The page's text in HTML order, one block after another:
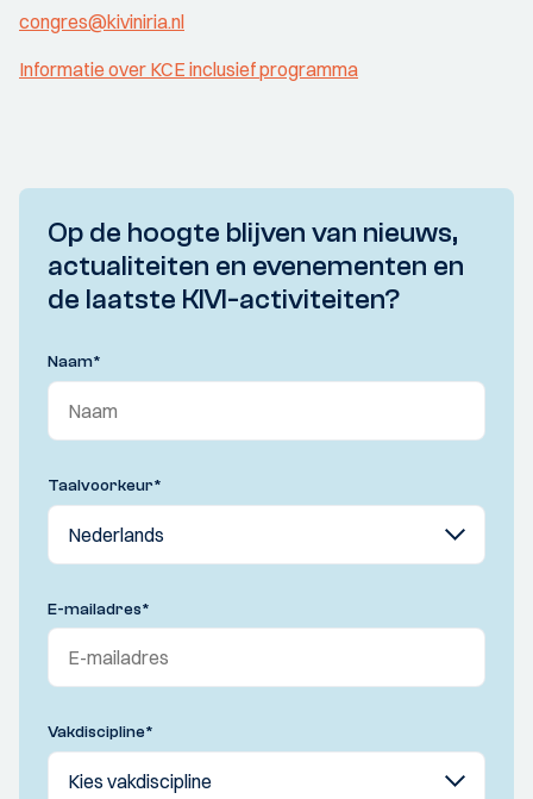
congres@kiviniria.nl
Informatie over KCE inclusief programma
Op de hoogte blijven van nieuws,
actualiteiten en evenementen en
de laatste KIVI-activiteiten?
Naam*
Taalvoorkeur*
E-mailadres*
Vakdiscipline*